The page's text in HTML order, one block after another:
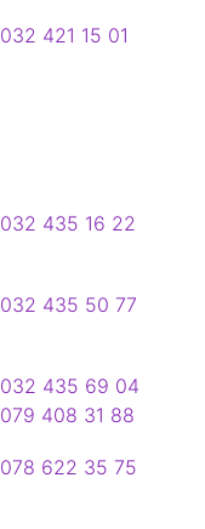
032 421 15 01
032 435 16 22
032 435 50 77
032 435 69 04
079 408 31 88
078 622 35 75